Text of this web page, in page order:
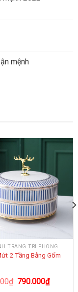
mệnh
TRANG TRÍ PHÒNG
2 Tầng Bằng Gốm
₫ 790.000₫